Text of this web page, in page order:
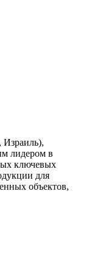
лидером в
ключевых
для
объектов,